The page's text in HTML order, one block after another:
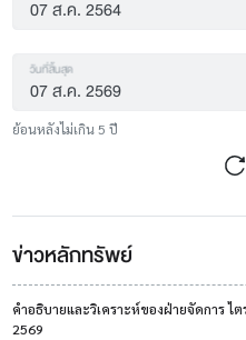
วันที่สิ้นสุด
ย้อนหลังไม่เกิน 5 ปี
ข่าวหลักทรัพย์
คำอธิบายและวิเคราะห์ของฝ่ายจัดการ ไ
2569